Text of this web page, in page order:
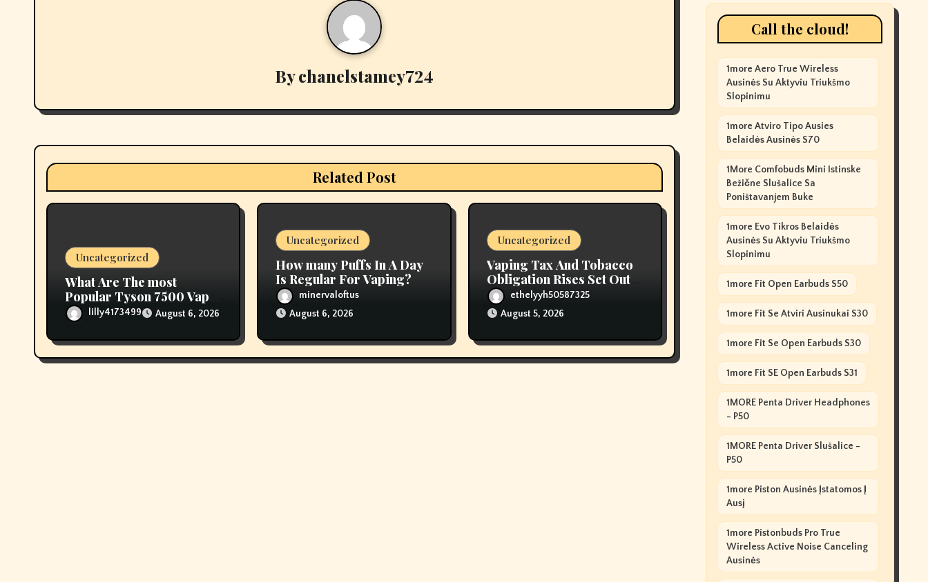
i
n
Bychanelstamey724
Related Post
Uncategorized
What Are The most
Popular Tyson 7500 Vape
Flavors Obtainable?
lilly4173499 August 6, 2026
Uncategorized
How many Puffs In A Day
Is Regular For Vaping?
minervaloftus
August 6, 2026
Uncategorized
Vaping Tax And Tobacco
Obligation Rises Set Out
In Price Range
ethelyyh50587325
August 5, 2026
Call the cloud!
1more Aero True Wireless
Ausinės Su Aktyviu Triukšmo
Slopinimu
1more Atviro Tipo Ausies
Belaidės Ausinės S70
1More Comfobuds Mini Istinske
Bežične Slušalice Sa
Poništavanjem Buke
1more Evo Tikros Belaidės
Ausinės Su Aktyviu Triukšmo
Slopinimu
1more Fit Open Earbuds S50
1more Fit Se Atviri Ausinukai S30
1more Fit Se Open Earbuds S30
1more Fit SE Open Earbuds S31
1MORE Penta Driver Headphones
- P50
1MORE Penta Driver Slušalice -
P50
1more Piston Ausinės Įstatomos Į
Ausį
1more Pistonbuds Pro True
Wireless Active Noise Canceling
Ausinės